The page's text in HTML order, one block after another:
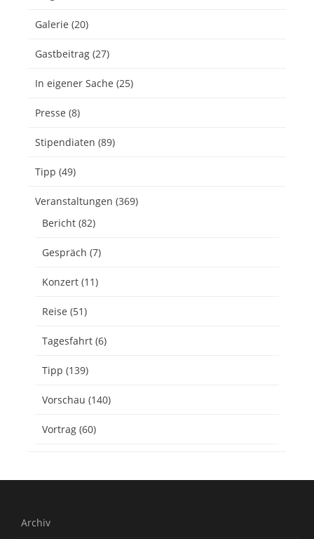
Galerie (20)
Gastbeitrag (27)
In eigener Sache (25)
Presse (8)
Stipendiaten (89)
Tipp (49)
Veranstaltungen (369)
Bericht (82)
Gespräch (7)
Konzert (11)
Reise (51)
Tagesfahrt (6)
Tipp (139)
Vorschau (140)
Vortrag (60)
Archiv